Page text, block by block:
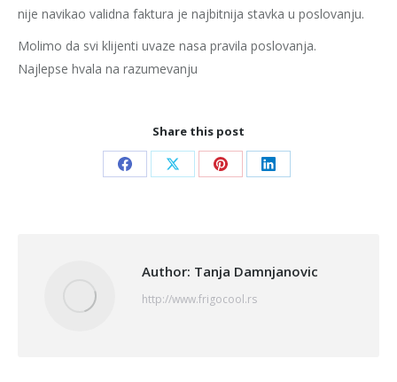
nije navikao validna faktura je najbitnija stavka u poslovanju.
Molimo da svi klijenti uvaze nasa pravila poslovanja.
Najlepse hvala na razumevanju
Share this post
Share Share Share Share
Author: Tanja Damnjanovic
http://www.frigocool.rs